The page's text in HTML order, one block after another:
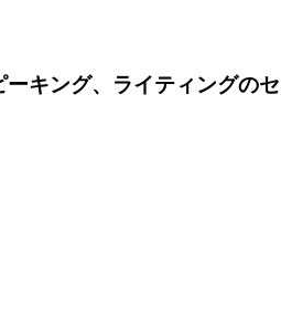
キング、ライティングの